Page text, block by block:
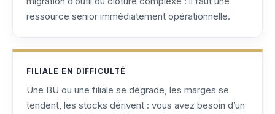
ressource senior immédiatement opérationnelle.
FILIALE EN DIFFICULTÉ
Une BU ou une filiale se dégrade, les marges se
tendent, les stocks dérivent : vous avez besoin d’un